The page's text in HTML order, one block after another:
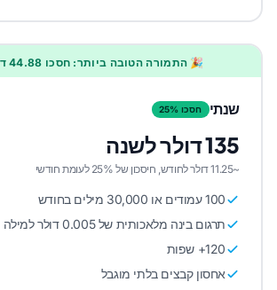
🎉 התמורה הטובה ביותר: חסכו 44.88 דולר לשנה
שנתי חסכו 25%
135 דולר לשנה
~11.25 דולר לחודש, חיסכון של 25% לעומת חודשי
100 עמודים או 30,000 מילים בחודש
תרגום בינה מלאכותית של 0.005 דולר למילה
120+ שפות
אחסון קבצים בלתי מוגבל